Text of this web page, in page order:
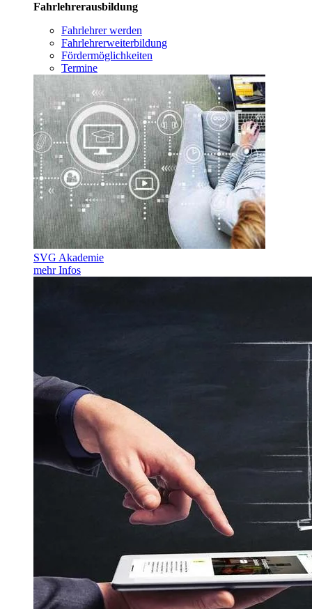
Fahrlehrerausbildung
Fahrlehrer werden
Fahrlehrerweiterbildung
Fördermöglichkeiten
Termine
SVG Akademie
mehr Infos